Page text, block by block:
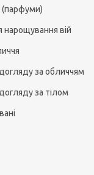
(парфуми)
нарощування вій
за обличчям
за тілом